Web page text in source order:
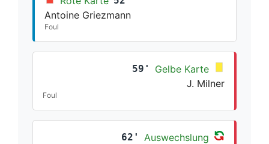
Antoine Griezmann
Foul
59'
Gelbe Karte
J. Milner
Foul
62' Auswechslung